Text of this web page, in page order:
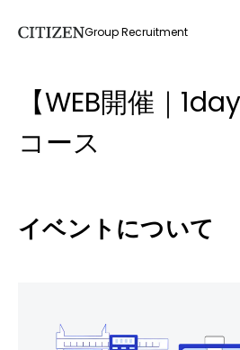
Group Recruitment
【WEB開催｜
コース
イベントについて